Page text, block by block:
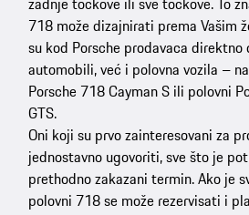
718 može dizajnirati prema Vašim
su kod Porsche prodavaca direktno
automobili, već i polovna vozila –
Porsche 718 Cayman S ili polovni
GTS.
Oni koji su prvo zainteresovani za
jednostavno ugovoriti, sve što je
prethodno zakazani termin. Ako je
polovni 718 se može rezervisati i